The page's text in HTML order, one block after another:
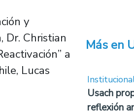
y
Dr. Christian
a
Lucas
Más en
Usach
reflexión